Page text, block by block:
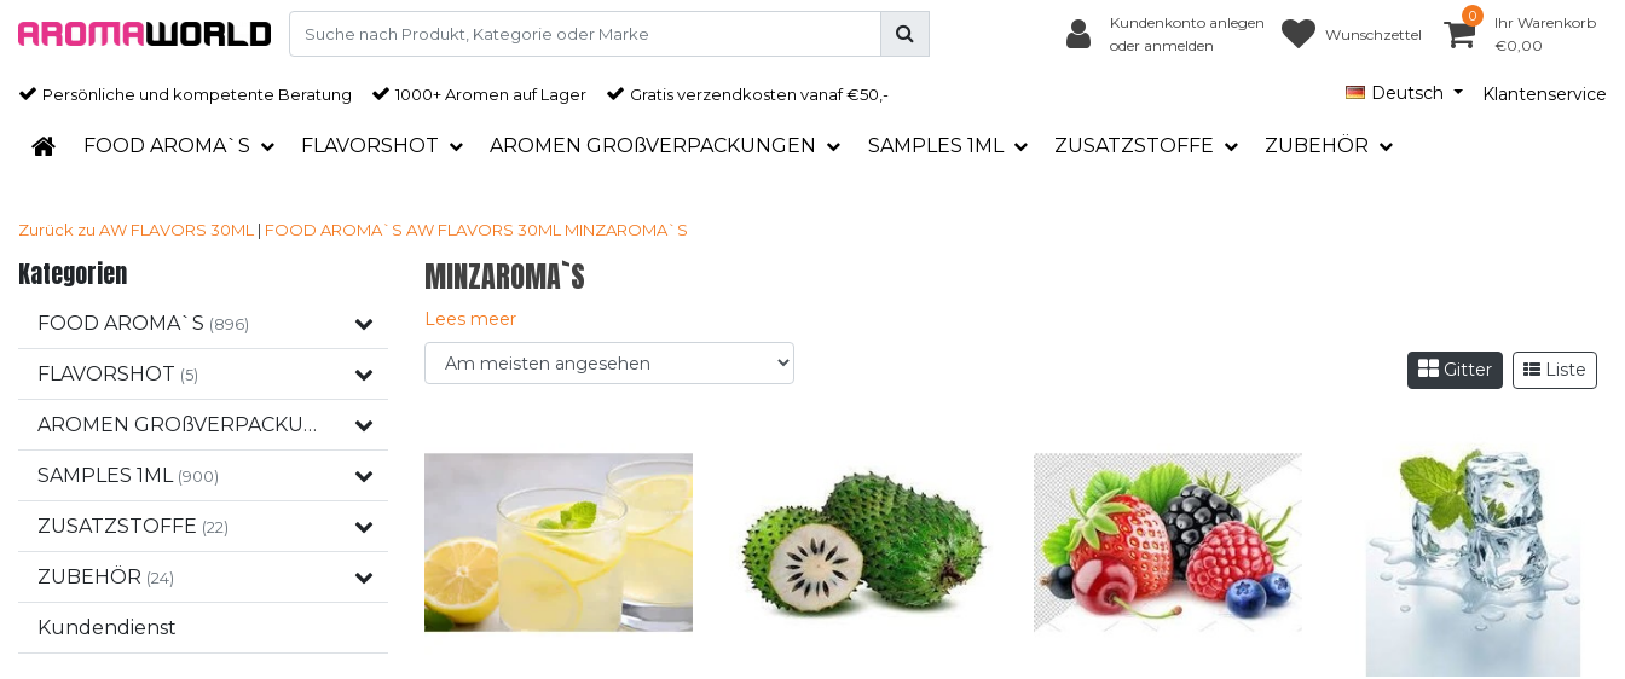
Kundenkonto anlegen
oder anmelden
Wunschzettel
0
Ihr Warenkorb
€0,00
Persönliche und kompetente Beratung 1000+ Aromen auf Lager Gratisverzendkosten vanaf €50,- Deutsch Klantenservice
FOOD AROMA`S FLAVORSHOT AROMEN GROßVERPACKUNGEN SAMPLES 1ML ZUSATZSTOFFE ZUBEHÖR
Zurück zu AW FLAVORS 30ML | FOOD AROMA`S AW FLAVORS 30ML MINZAROMA`S
Kategorien
FOOD AROMA`S (896)
FLAVORSHOT (5)
AROMEN GROßVERPACKUNGEN (120)
SAMPLES 1ML (900)
ZUSATZSTOFFE (22)
ZUBEHÖR (24)
Kundendienst
MINZAROMA`S
Lees meer
Gitter Liste